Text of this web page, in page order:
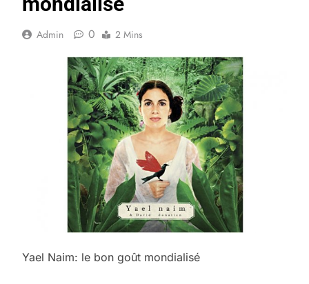
Admin 0 2 Mins
Yael Naim: le bon goût mondialisé